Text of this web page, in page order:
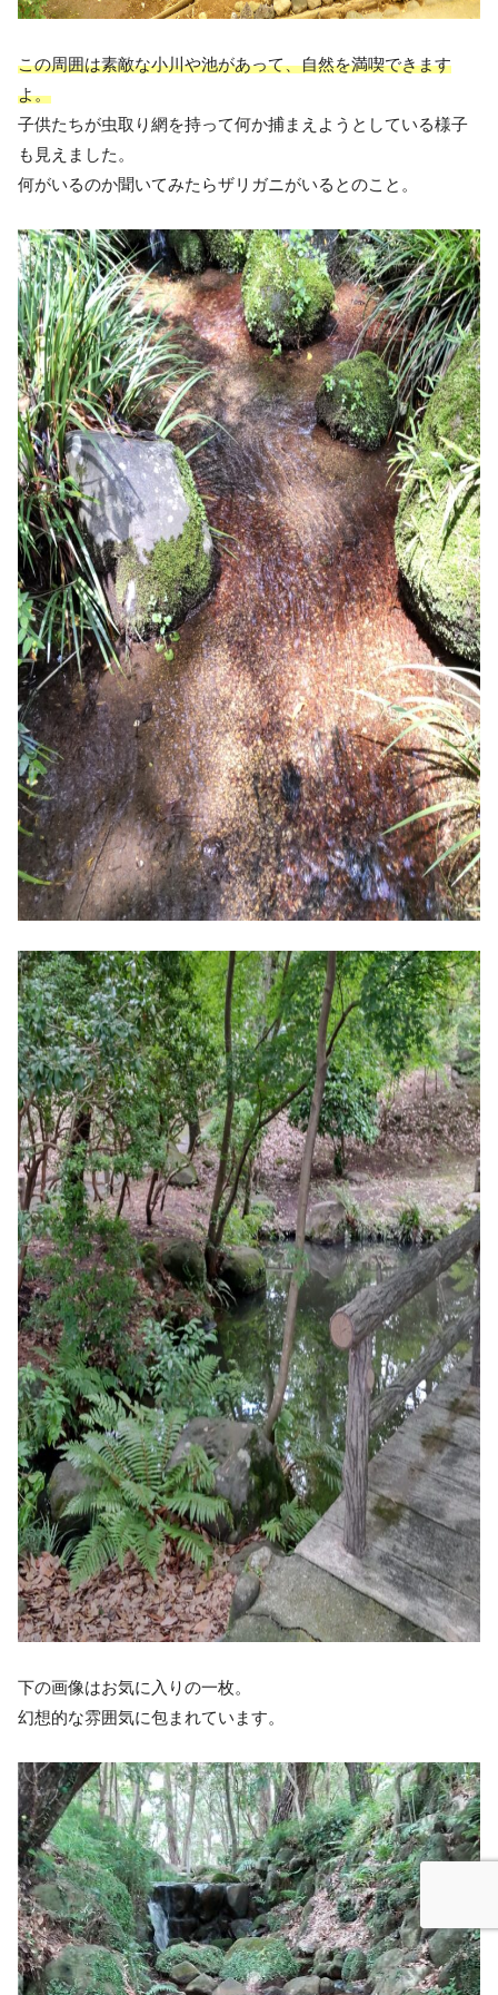
この周囲は素敵な小川や池があって、自然を満喫できます
よ。
子供たちが虫取り網を持って何か捕まえようとしている様子
も見えました。
何がいるのか聞いてみたらザリガニがいるとのこと。
下の画像はお気に入りの一枚。
幻想的な雰囲気に包まれています。